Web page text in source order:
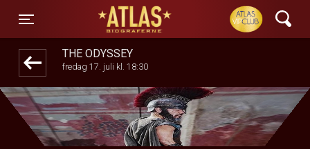
Toggle navigation
ATLAS Biograferne
THE ODYSSEY
fredag 17. juli kl. 18:30
front03-cc 044857